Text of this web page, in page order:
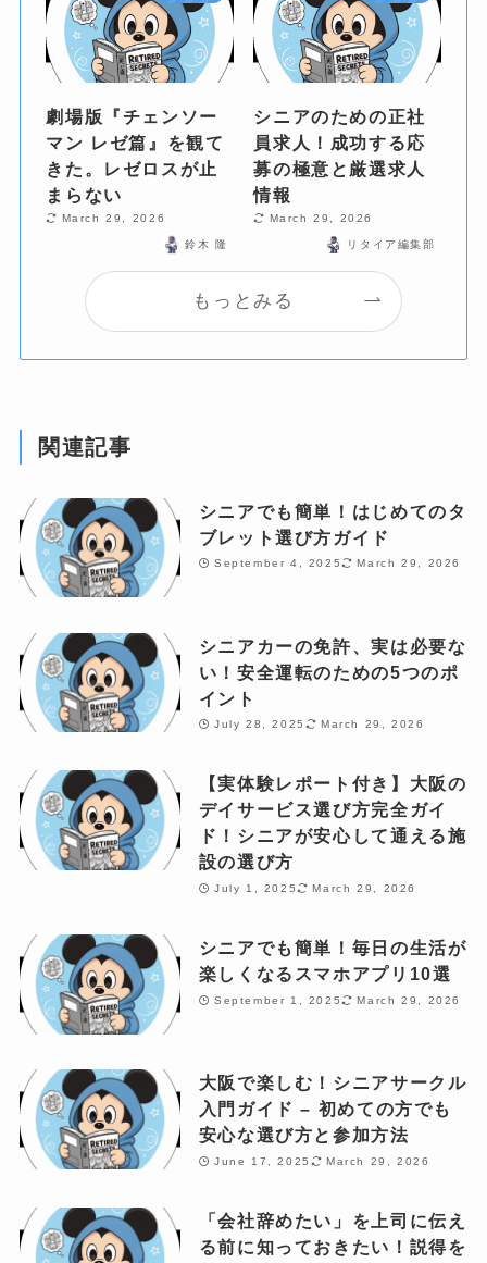
劇場版『チェンソー
マン レゼ篇』を観て
きた。レゼロスが止
まらない
March 29, 2026
鈴木 隆
シニアのための正社
員求人！成功する応
募の極意と厳選求人
情報
March 29, 2026
リタイア編集部
もっとみる
関連記事
シニアでも簡単！はじめてのタ
ブレット選び方ガイド
September 4, 2025 March 29, 2026
シニアカーの免許、実は必要な
い！安全運転のための5つのポ
イント
July 28, 2025 March 29, 2026
【実体験レポート付き】大阪の
デイサービス選び方完全ガイ
ド！シニアが安心して通える施
設の選び方
July 1, 2025 March 29, 2026
シニアでも簡単！毎日の生活が
楽しくなるスマホアプリ10選
September 1, 2025 March 29, 2026
大阪で楽しむ！シニアサークル
入門ガイド – 初めての方でも
安心な選び方と参加方法
June 17, 2025 March 29, 2026
「会社辞めたい」を上司に伝え
る前に知っておきたい！説得を